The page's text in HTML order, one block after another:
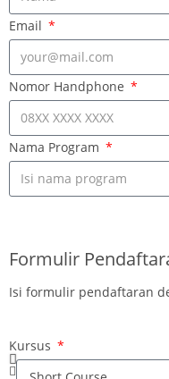
Email
Nomor Handphone
Nama Program
Formulir
Isi formulir pendaftaran
Kursus